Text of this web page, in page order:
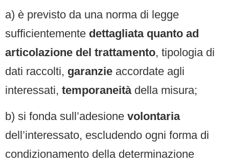
a) è previsto da una norma di legge
sufficientemente dettagliata quanto ad
articolazione del trattamento, tipologia di
dati raccolti, garanzie accordate agli
interessati, temporaneitàdella misura;
b) si fonda sull’adesione volontaria
dell’interessato, escludendo ogni forma di
condizionamento della determinazione